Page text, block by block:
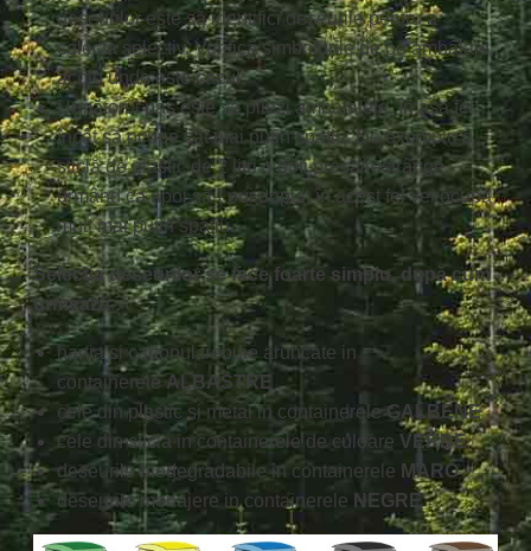
deșeurilor este să identifici deșeurile pentru a
colecta selectiv. Verifică simbolurile de pe ambalaje,
acolo unde este cazul.
Următorul pas este să pliezi ambalajele, în așa fel
încât să ocupe cât mai puțin spațiu. De exemplu o
sticlă de plastic de 2 litri o poți presa/restrânge,
urmând ca apoi să-i pui dopul, în acest fel vei ocupa
mult mai puțin spațiu.
Selecția deșeurilor se face foarte simplu, după cum
urmează :
hartia si cartonul trebuie aruncate in
containereleALBASTRE
cele din plastic si metal in containereleGALBENE
cele din sticla in containerele de culoare VERDE
deseurile biodegradabile in containerele MARO
deseurile menajere in containerele NEGRE